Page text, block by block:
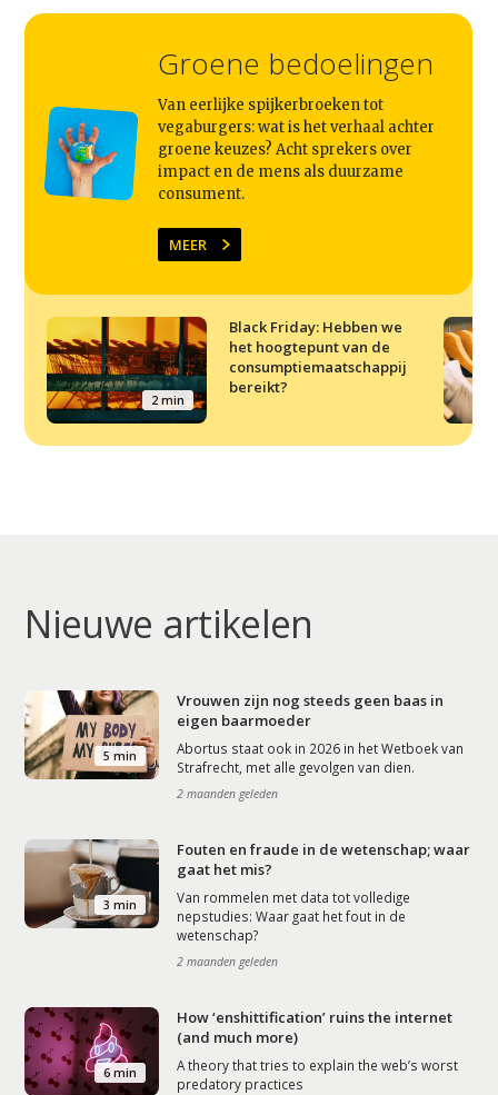
Groene bedoelingen
Van eerlijke spijkerbroeken tot
vegaburgers: wat is het verhaal achter
groene keuzes? Acht sprekers over
impact en de mens als duurzame
consument.
MEER
2 min
Black Friday: Hebben we
het hoogtepunt van de
consumptiemaatschappij
bereikt?
Nieuwe artikelen
5 min
Vrouwen zijn nog steeds geen baas in
eigen baarmoeder
Abortus staat ook in 2026 in het Wetboek van
Strafrecht, met alle gevolgen van dien.
2 maanden geleden
3 min
Fouten en fraude in de wetenschap; waar
gaat het mis?
Van rommelen met data tot volledige
nepstudies: Waar gaat het fout in de
wetenschap?
2 maanden geleden
6 min
How ‘enshittification’ ruins the internet
(and much more)
A theory that tries to explain the web’s worst
predatory practices